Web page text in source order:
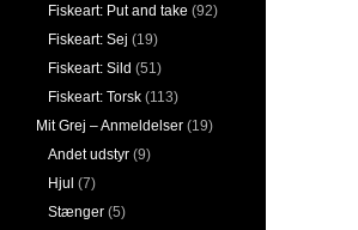
Fiskeart: Put and take (92)
Fiskeart: Sej (19)
Fiskeart: Sild (51)
Fiskeart: Torsk (113)
Mit Grej – Anmeldelser (19)
Andet udstyr (9)
Hjul (7)
Stænger (5)